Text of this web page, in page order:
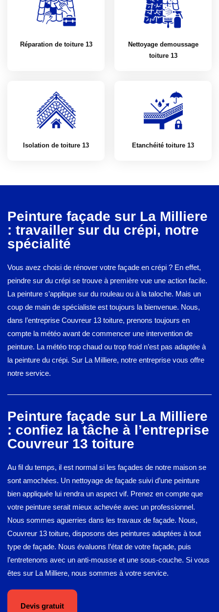
Réparation de toiture 13
Nettoyage demoussage
toiture 13
Isolation de toiture 13 Etanchéité toiture 13
Peinture façade sur La Milliere
: travailler sur du crépi, notre
spécialité
Vous avez choisi de rénover votre façade en crépi ? En effet,
peindre sur du crépi se trouve à première vue une action facile.
La peinture s’applique sur du rouleau ou à la taloche. Mais un
coup de main de spécialiste est toujours la bienvenue. Nous,
dans l’entreprise Couvreur 13 toiture, prenons toujours en
compte la météo avant de commencer une intervention de
peinture. La météo trop chaud ou trop froid n’est pas adaptée à
la peinture du crépi. Sur La Milliere, notre entreprise vous offre
notre service.
Peinture façade sur La Milliere
: confiez la tâche à l’entreprise
Couvreur 13 toiture
Au fil du temps, il est normal si les façades de notre maison se
sont amochées. Un nettoyage de façade suivi d’une peinture
bien appliquée lui rendra un aspect vif. Prenez en compte que
votre peinture serait mieux achevée avec un professionnel.
Nous sommes aguerries dans les travaux de façade. Nous,
Couvreur 13 toiture, disposons des peintures adaptées à tout
type de façade. Nous évaluons l’état de votre façade, puis
l’entretenons avec un anti-mousse et une sous-couche. Si vous
êtes sur La Milliere, nous sommes à votre service.
Devis gratuit